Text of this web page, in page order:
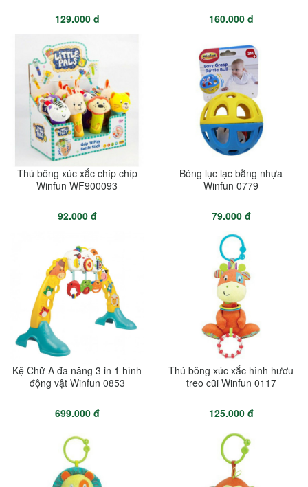
129.000 đ 160.000 đ
Thú bông xúc xắc chíp chíp
Winfun WF900093
92.000 đ
Bóng lục lạc bằng nhựa
Winfun 0779
79.000 đ
Kệ Chữ A đa năng 3 in 1 hình
động vật Winfun 0853
699.000 đ
Thú bông xúc xắc hình hươu
treo cũi Winfun 0117
125.000 đ